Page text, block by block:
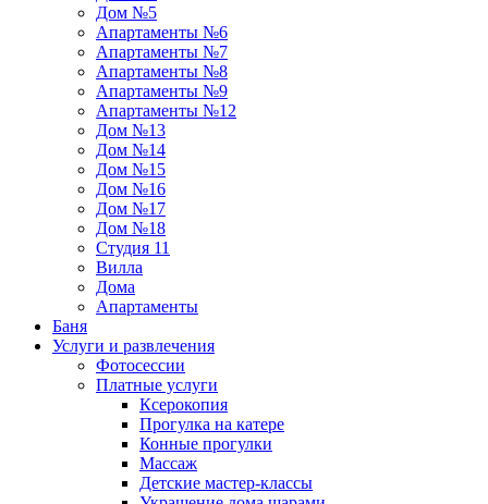
Дом №5
Апартаменты №6
Апартаменты №7
Апартаменты №8
Апартаменты №9
Апартаменты №12
Дом №13
Дом №14
Дом №15
Дом №16
Дом №17
Дом №18
Студия 11
Вилла
Дома
Апартаменты
Баня
Услуги и развлечения
Фотосессии
Платные услуги
Ксерокопия
Прогулка на катере
Конные прогулки
Массаж
Детские мастер-классы